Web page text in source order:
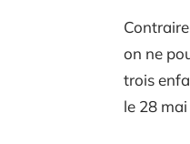
on ne
trois
le 28